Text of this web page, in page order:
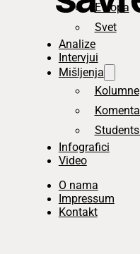
Evropa
Svet
Analize
Intervjui
Mišljenja
Kolumne
Infografici
Video
O nama
Impressum
Kontakt